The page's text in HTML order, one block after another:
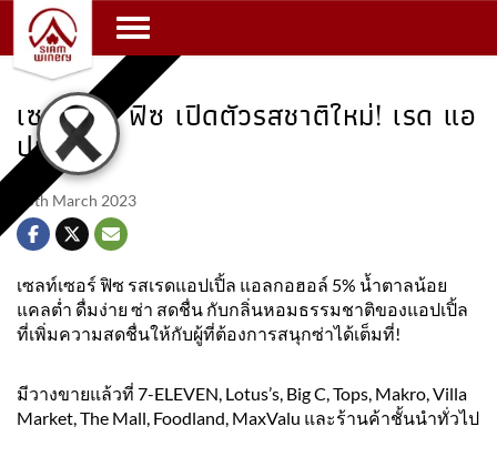
Toggle navigation
เซลท์เซอ ฟิซ เปิดตัวรสชาติใหม่! เรด แอ
ปเปิ้ล!
15th March 2023
เซลท์เซอร์ ฟิซ รสเรดแอปเปิ้ล แอลกอฮอล์ 5% น้ำตาลน้อย
แคลต่ำ ดื่มง่าย ซ่า สดชื่น กับกลิ่นหอมธรรมชาติของแอปเปิ้ล
ที่เพิ่มความสดชื่นให้กับผู้ที่ต้องการสนุกซ่าได้เต็มที่!
มีวางขายแล้วที่ 7-ELEVEN, Lotus’s, Big C, Tops, Makro, Villa
Market, The Mall, Foodland, MaxValu และร้านค้าชั้นนำทั่วไป